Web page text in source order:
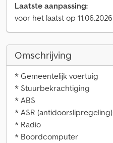
Laatste aanpassing:
voor het laatst op 11.06.2026
Omschrijving
* Gemeentelijk voertuig
* Stuurbekrachtiging
* ABS
* ASR (antidoorslipregeling)
* Radio
* Boordcomputer